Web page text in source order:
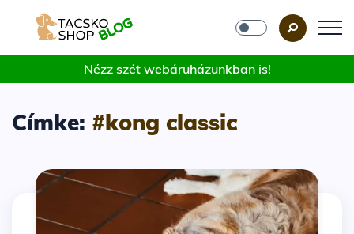
Nézz szét webáruházunkban is!
Címke: #kong classic